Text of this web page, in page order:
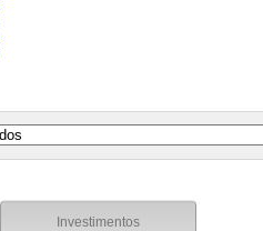
Investimentos